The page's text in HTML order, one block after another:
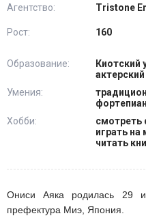
Агентство:
Tristone
Рост: 160
Образование:
Киотский
Умения:
Хобби:
играть
читать
Ониси Аяка родилась 29
префектура Миэ, Япония.